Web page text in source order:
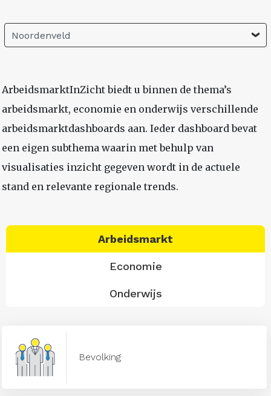
Noordenveld
ArbeidsmarktInZicht biedt u binnen de thema’s
arbeidsmarkt, economie en onderwijs verschillende
arbeidsmarktdashboards aan. Ieder dashboard bevat
een eigen subthema waarin met behulp van
visualisaties inzicht gegeven wordt in de actuele
stand en relevante regionale trends.
Arbeidsmarkt
Economie
Onderwijs
Bevolking